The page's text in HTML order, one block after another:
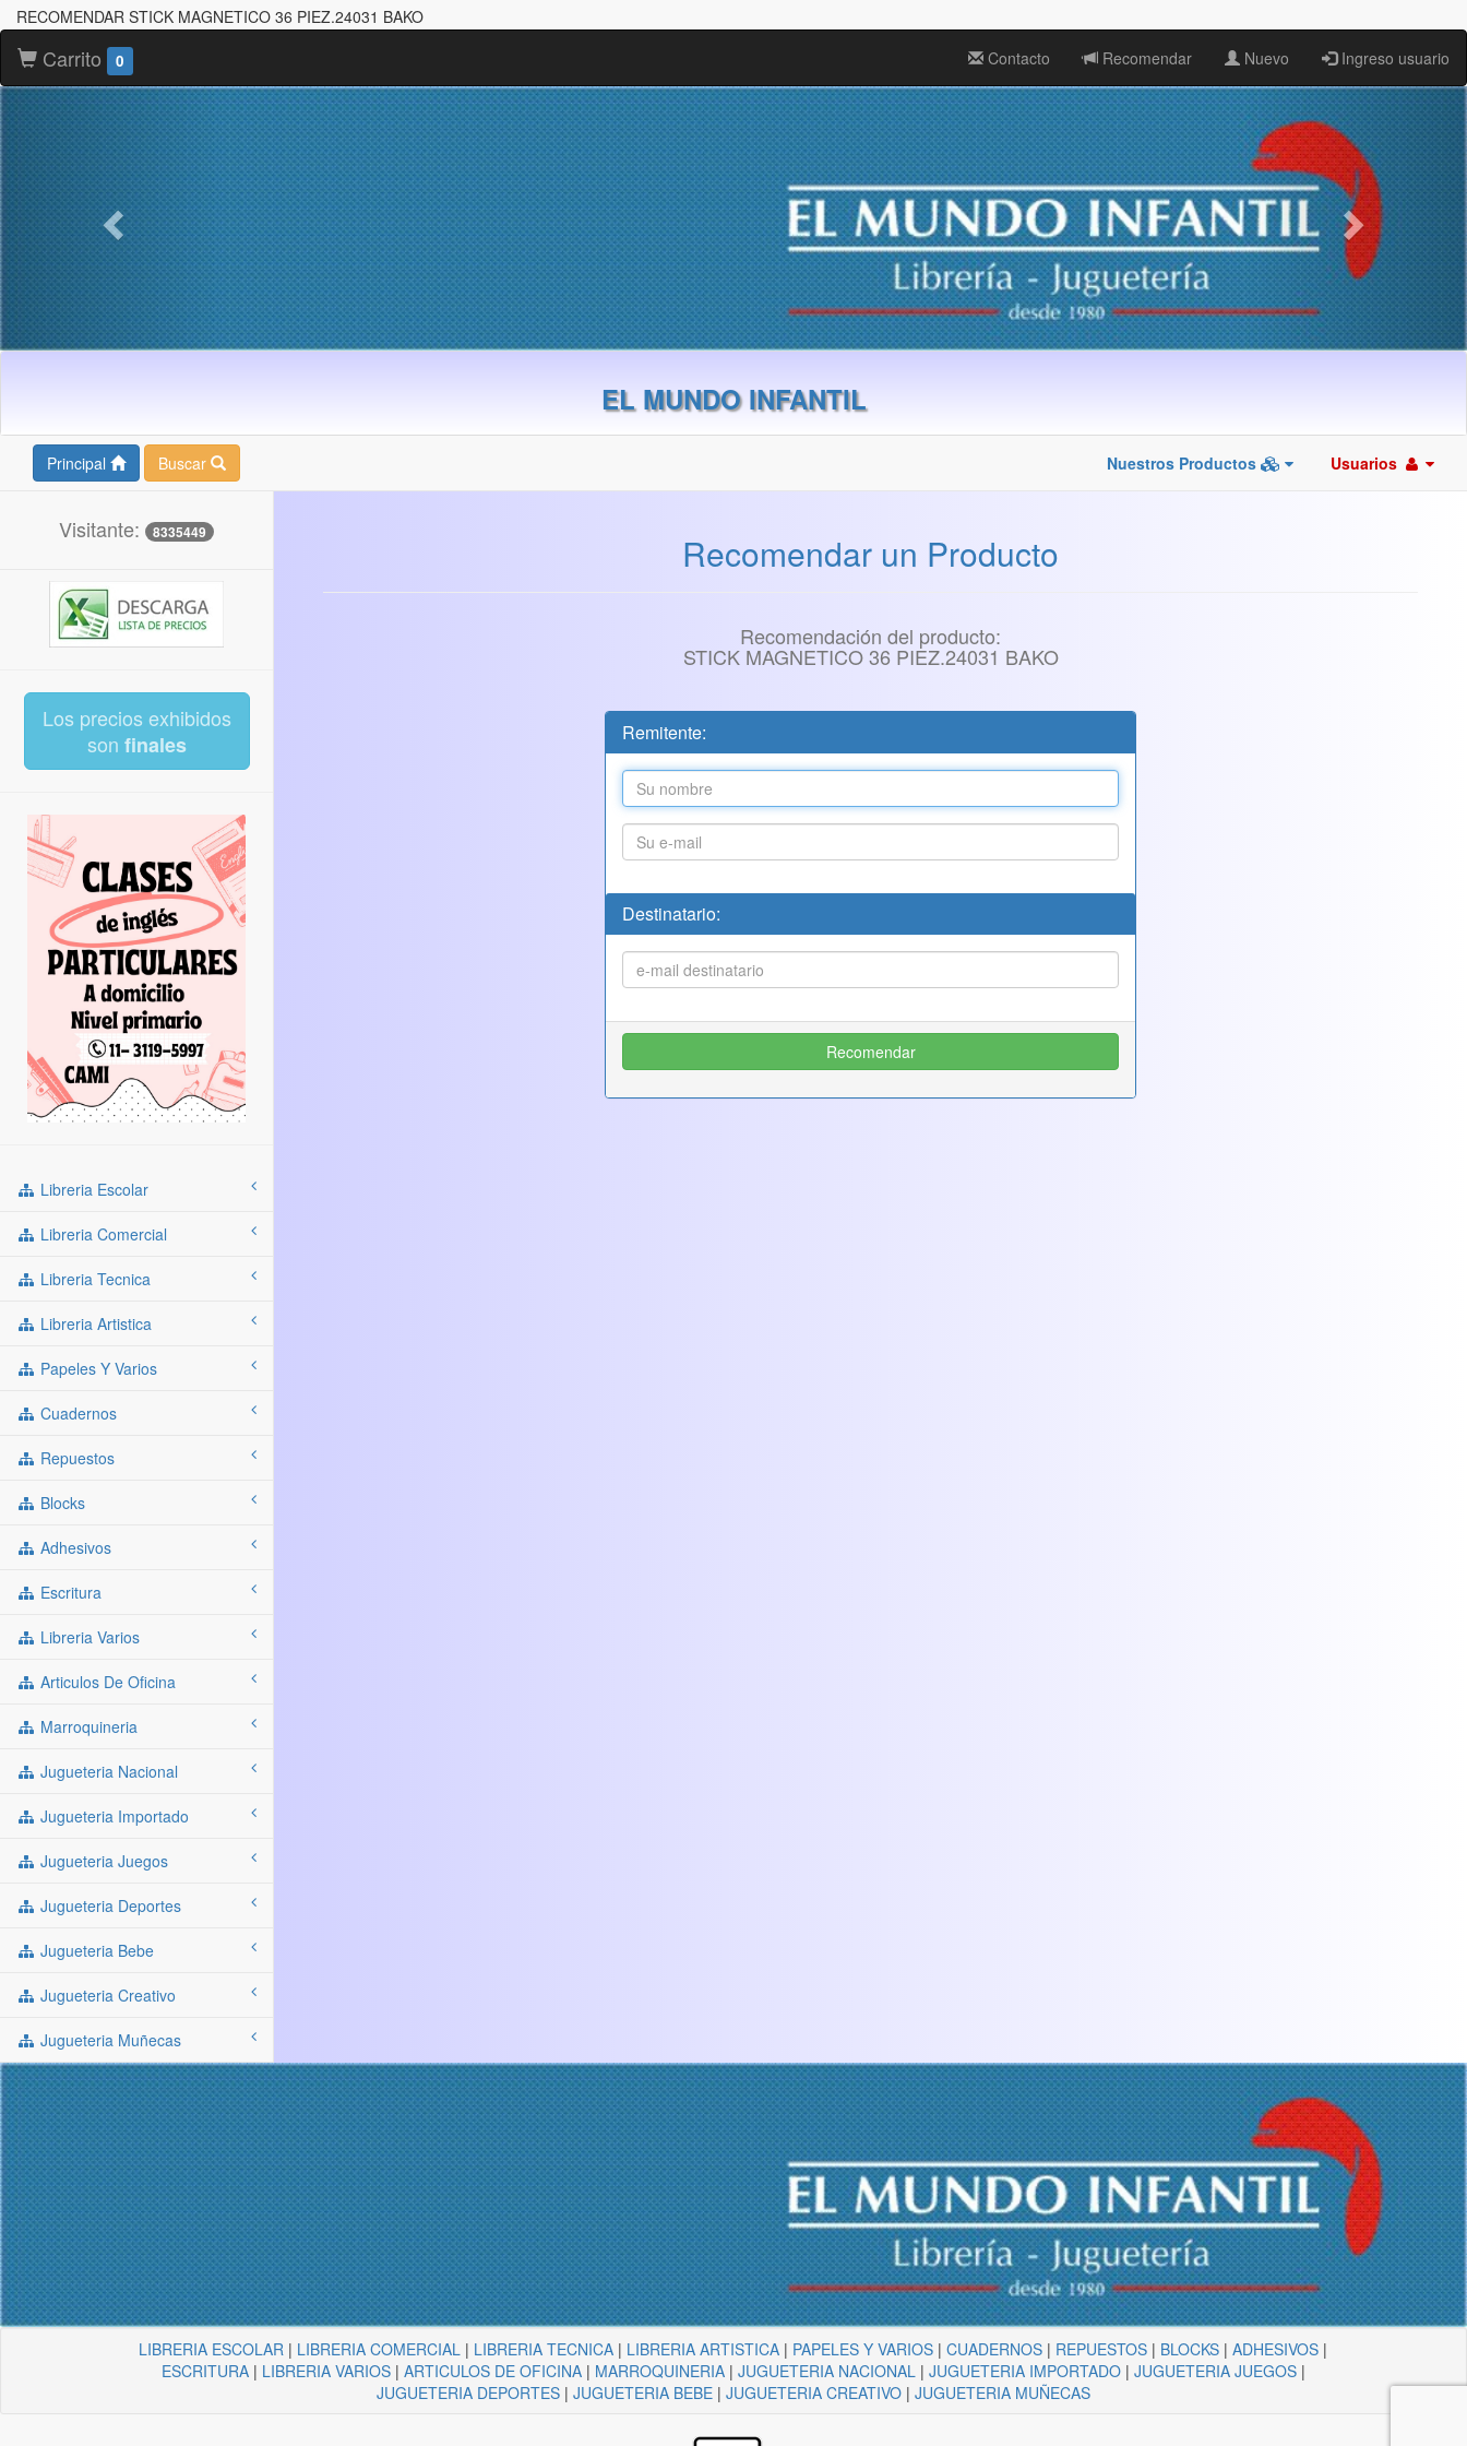
RECOMENDAR STICK MAGNETICO 36 PIEZ.24031 BAKO
Carrito 0 Contacto Recomendar Nuevo Ingreso usuario
EL MUNDO INFANTIL
Principal Buscar Nuestros Productos Usuarios
Visitante: 8335449
Los precios exhibidos
son finales
Libreria Escolar
Libreria Comercial
Libreria Tecnica
Libreria Artistica
Papeles Y Varios
Cuadernos
Repuestos
Blocks
Adhesivos
Escritura
Libreria Varios
Articulos De Oficina
Marroquineria
Jugueteria Nacional
Jugueteria Importado
Jugueteria Juegos
Jugueteria Deportes
Jugueteria Bebe
Jugueteria Creativo
Jugueteria Muñecas
Recomendar un Producto
Recomendación del producto:
STICK MAGNETICO 36 PIEZ.24031 BAKO
Remitente:
Destinatario:
LIBRERIA ESCOLAR | LIBRERIA COMERCIAL | LIBRERIA TECNICA | LIBRERIA ARTISTICA | PAPELES Y VARIOS |CUADERNOS | REPUESTOS | BLOCKS |ADHESIVOS |
ESCRITURA| LIBRERIA VARIOS| ARTICULOS DE OFICINA| MARROQUINERIA| JUGUETERIA NACIONAL | JUGUETERIA IMPORTADO| JUGUETERIA JUEGOS|
JUGUETERIA DEPORTES| JUGUETERIA BEBE| JUGUETERIA CREATIVO| JUGUETERIA MUÑECAS